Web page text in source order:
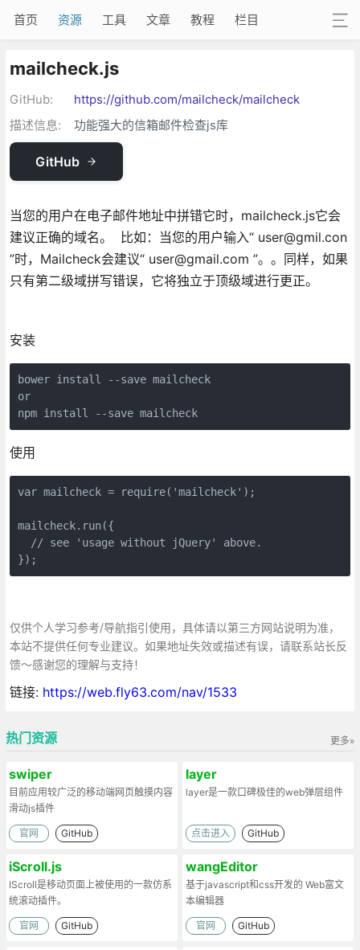
首页 资源 工具 文章 教程 栏目
mailcheck.js
GitHub:
https://github.com/mailcheck/mailcheck
描述信息:
功能强大的信箱邮件检查js库
GitHub
当您的用户在电子邮件地址中拼错它时，mailcheck.js它会
建议正确的域名。 比如：当您的用户输入“ user@gmil.con
”时，Mailcheck会建议“ user@gmail.com ”。。同样，如果
只有第二级域拼写错误，它将独立于顶级域进行更正。
安装
bower install --save mailcheck
or
npm install --save mailcheck
使用
var mailcheck = require('mailcheck');
mailcheck.run({
  // see 'usage without jQuery' above.
});
仅供个人学习参考/导航指引使用，具体请以第三方网站说明为准，
本站不提供任何专业建议。如果地址失效或描述有误，请联系站长反
馈～感谢您的理解与支持！
链接: https://web.fly63.com/nav/1533
更多»
热门资源
swiper
目前应用较广泛的移动端网页触摸内容
滑动js插件
官网 GitHub
layer
layer是一款口碑极佳的web弹层组件
点击进入 GitHub
iScroll.js
IScroll是移动页面上被使用的一款仿系
统滚动插件。
官网 GitHub
wangEditor
基于javascript和css开发的 Web富文
本编辑器
官网 GitHub